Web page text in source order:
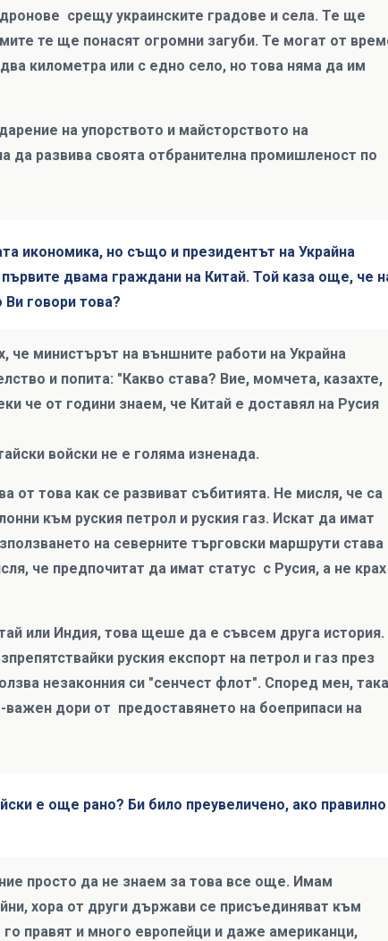
срещу украинските градове и села. Те ще
те ще понасят огромни загуби. Те могат от
километра или с едно село, но това няма да им
на упорството и майсторството на
да развива своята отбранителна промишленост по
икономика, но също и президентът на Украйна
двама граждани на Китай. Той каза още, че
говори това?
че министърът на външните работи на Украйна
и попита: "Какво става? Вие, момчета, казахте,
че от години знаем, че Китай е доставял на Русия
войски не е голяма изненада.
от това как се развиват събитията. Не мисля, че са
към руския петрол и руския газ. Искат да имат
на северните търговски маршрути става
че предпочитат да имат статус с Русия, а не крах
или Индия, това щеше да е съвсем друга история.
руския експорт на петрол и газ през
незаконния си "сенчест флот". Според мен, така
дори от предоставянето на боеприпаси на
е още рано? Би било преувеличено, ако
просто да не знаем за това все още. Имам
хора от други държави се присъединяват към
правят и много европейци и даже американци,